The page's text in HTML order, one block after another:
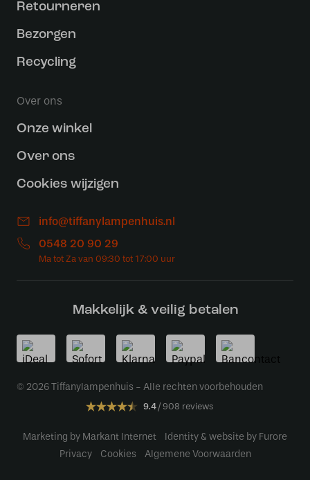
Retourneren
Bezorgen
Recycling
Over ons
Onze winkel
Over ons
Cookies wijzigen
info@tiffanylampenhuis.nl
0548 20 90 29
Makkelijk & veilig betalen
© 2026 Tiffanylampenhuis - Alle rechten voorbehouden
9.4 908 reviews
Marketing by Markant Internet
Identity & website by Furore
Privacy
Cookies Algemene Voorwaarden